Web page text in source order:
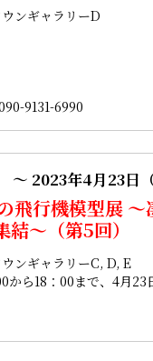
ンギャラリーD
9131-6990
～ 2023年4月23日
飛行機模型展
結～（第5回）
ンギャラリーC, D, E
から18：00まで、4月23